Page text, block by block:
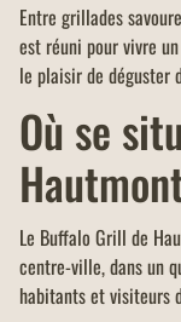
Entre grillades
est réuni pour vivre
le plaisir de déguster
Où se
Le Buffalo Grill de
centre-ville, dans un
habitants et visiteurs